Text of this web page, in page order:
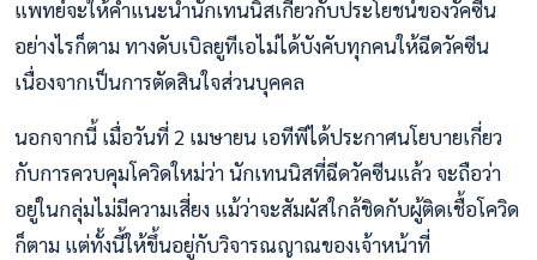
แพทย์จะให้คำแนะนำนักเทนนิสเกี่ยวกับประโยชน์ของวัคซีน
อย่างไรก็ตาม ทางดับเบิลยูทีเอไม่ได้บังคับทุกคนให้ฉีดวัคซีน
เนื่องจากเป็นการตัดสินใจส่วนบุคคล
นอกจากนี้ เมื่อวันที่ 2 เมษายน เอทีพีได้ประกาศนโยบายเกี่ยว
กับการควบคุมโควิดใหม่ว่า นักเทนนิสที่ฉีดวัคซีนแล้ว จะถือว่า
อยู่ในกลุ่มไม่มีความเสี่ยง แม้ว่าจะสัมผัสใกล้ชิดกับผู้ติดเชื้อโควิด
ก็ตาม แต่ทั้งนี้ให้ขึ้นอยู่กับวิจารณญาณของเจ้าหน้าที่